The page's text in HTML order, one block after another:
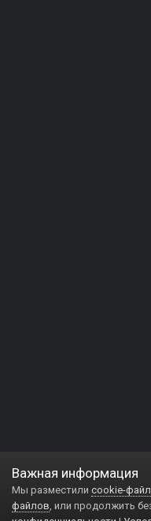
Важная информация
Мы разместили cookie-
файлов, или продолжить